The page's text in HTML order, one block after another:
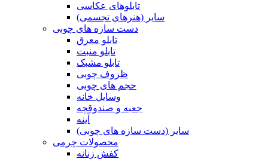
تابلوهای عکاسی
سایر (هنرهای تجسمی)
دست سازه های چوبی
تابلو معرق
تابلو منبت
تابلو مشبک
ظروف چوبی
حجم های چوبی
وسایل خانه
جعبه و صندوقچه
آینه
سایر (دست سازه های چوبی)
محصولات چرمی
کفش زنانه